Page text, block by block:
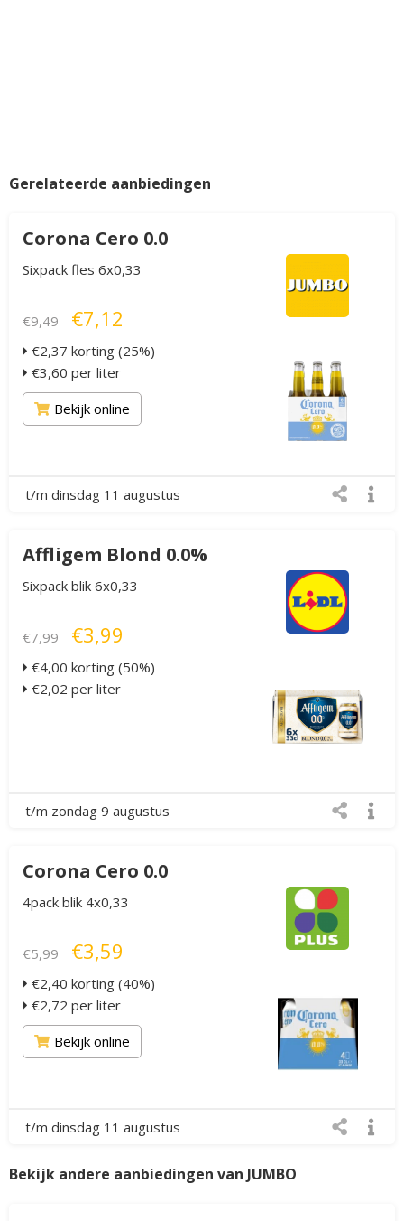
Gerelateerde aanbiedingen
Corona Cero 0.0
Sixpack fles 6x0,33
€9,49 €7,12
€2,37 korting (25%)
€3,60 per liter
Bekijk online
t/m dinsdag 11 augustus
Affligem Blond 0.0%
Sixpack blik 6x0,33
€7,99 €3,99
€4,00 korting (50%)
€2,02 per liter
t/m zondag 9 augustus
Corona Cero 0.0
4pack blik 4x0,33
€5,99 €3,59
€2,40 korting (40%)
€2,72 per liter
Bekijk online
t/m dinsdag 11 augustus
Bekijk andere aanbiedingen van JUMBO